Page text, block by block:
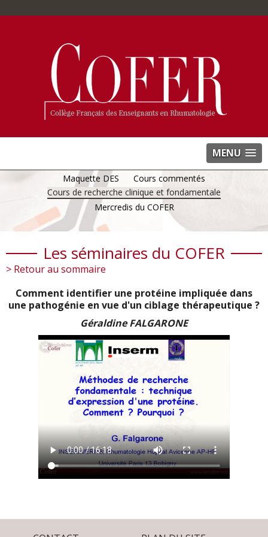
MENU
Maquette DES
Cours commentés
Cours de recherche clinique et fondamentale
Mercredis du COFER
Les séminaires du COFER
> Retour au sommaire
Comment identifier une protéine impliquée dans
une pathogénie en vue d'un ciblage thérapeutique ?
Géraldine FALGARONE